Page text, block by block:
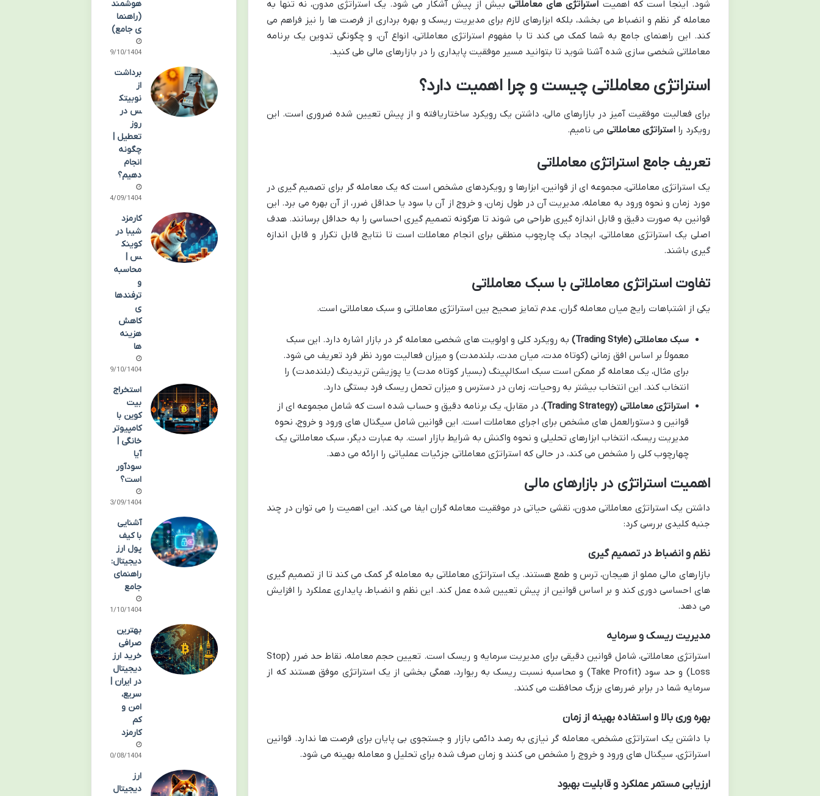
شود. اینجا است که اهمیت استراتژی های معاملاتیبیش از پیش آشکار می شود. یک استراتژی مدون، نه تنها به
معامله گر نظم و انضباط می بخشد، بلکه ابزارهای لازم برای مدیریت ریسک و بهره برداری از فرصت ها را نیز فراهم می
کند. این راهنمای جامع به شما کمک می کند تا با مفهوم استراتژی معاملاتی، انواع آن، و چگونگی تدوین یک برنامه
معاملاتی شخصی سازی شده آشنا شوید تا بتوانید مسیر موفقیت پایداری را در بازارهای مالی طی کنید.
استراتژی معاملاتی چیست و چرا اهمیت دارد؟
برای فعالیت موفقیت آمیز در بازارهای مالی، داشتن یک رویکرد ساختاریافته و از پیش تعیین شده ضروری است. این
رویکرد رااستراتژی معاملاتی می نامیم.
تعریف جامع استراتژی معاملاتی
یک استراتژی معاملاتی، مجموعه ای از قوانین، ابزارها و رویکردهای مشخص است که یک معامله گر برای تصمیم گیری در
مورد زمان و نحوه ورود به معامله، مدیریت آن در طول زمان، و خروج از آن با سود یا حداقل ضرر، از آن بهره می برد. این
قوانین به صورت دقیق و قابل اندازه گیری طراحی می شوند تا هرگونه تصمیم گیری احساسی را به حداقل برسانند. هدف
اصلی یک استراتژی معاملاتی، ایجاد یک چارچوب منطقی برای انجام معاملات است تا نتایج قابل تکرار و قابل اندازه
گیری باشند.
تفاوت استراتژی معاملاتی با سبک معاملاتی
یکی از اشتباهات رایج میان معامله گران، عدم تمایز صحیح بین استراتژی معاملاتی و سبک معاملاتی است.
سبک معاملاتی (Trading Style)
به رویکرد کلی و اولویت های شخصی معامله گر در بازار اشاره دارد. این سبک
معمولاً بر اساس افق زمانی (کوتاه مدت، میان مدت، بلندمدت) و میزان فعالیت مورد نظر فرد تعریف می شود.
برای مثال، یک معامله گر ممکن است سبک اسکالپینگ (بسیار کوتاه مدت) یا پوزیشن تریدینگ (بلندمدت) را
انتخاب کند. این انتخاب بیشتر به روحیات، زمان در دسترس و میزان تحمل ریسک فرد بستگی دارد.
استراتژی معاملاتی (Trading Strategy)
، در مقابل، یک برنامه دقیق و حساب شده است که شامل مجموعه ای از
قوانین و دستورالعمل های مشخص برای اجرای معاملات است. این قوانین شامل سیگنال های ورود و خروج، نحوه
مدیریت ریسک، انتخاب ابزارهای تحلیلی و نحوه واکنش به شرایط بازار است. به عبارت دیگر، سبک معاملاتی یک
چهارچوب کلی را مشخص می کند، در حالی که استراتژی معاملاتی جزئیات عملیاتی را ارائه می دهد.
اهمیت استراتژی در بازارهای مالی
داشتن یک استراتژی معاملاتی مدون، نقشی حیاتی در موفقیت معامله گران ایفا می کند. این اهمیت را می توان در چند
جنبه کلیدی بررسی کرد:
نظم و انضباط در تصمیم گیری
بازارهای مالی مملو از هیجان، ترس و طمع هستند. یک استراتژی معاملاتی به معامله گر کمک می کند تا از تصمیم گیری
های احساسی دوری کند و بر اساس قوانین از پیش تعیین شده عمل کند. این نظم و انضباط، پایداری عملکرد را افزایش
می دهد.
مدیریت ریسک و سرمایه
استراتژی معاملاتی، شامل قوانین دقیقی برای مدیریت سرمایه و ریسک است. تعیین حجم معامله، نقاط حد ضرر (Stop
Loss) و حد سود (Take Profit) و محاسبه نسبت ریسک به ریوارد، همگی بخشی از یک استراتژی موفق هستند که از
سرمایه شما در برابر ضررهای بزرگ محافظت می کنند.
بهره وری بالا و استفاده بهینه از زمان
با داشتن یک استراتژی مشخص، معامله گر نیازی به رصد دائمی بازار و جستجوی بی پایان برای فرصت ها ندارد. قوانین
استراتژی، سیگنال های ورود و خروج را مشخص می کنند و زمان صرف شده برای تحلیل و معامله بهینه می شود.
ارزیابی مستمر عملکرد و قابلیت بهبود
هوشمند
(راهنما
ی جامع)
09/10/1404
برداشت
از
نوبیتک
س در
روز
تعطیل |
چگونه
انجام
دهیم؟
04/09/1404
کارمزد
شیبا در
کوینک
س |
محاسبه
و
ترفندها
ی
کاهش
هزینه
ها
09/10/1404
استخراج
بیت
کوین با
کامپیوتر
خانگی |
آیا
سودآور
است؟
03/09/1404
آشنایی
با کیف
پول ارز
دیجیتال:
راهنمای
جامع
11/10/1404
بهترین
صرافی
خرید ارز
دیجیتال
در ایران |
سریع،
امن و
کم
کارمزد
30/08/1404
ارز
دیجیتال